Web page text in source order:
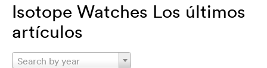
Isotope Watches Los últimos
artículos
Search by year